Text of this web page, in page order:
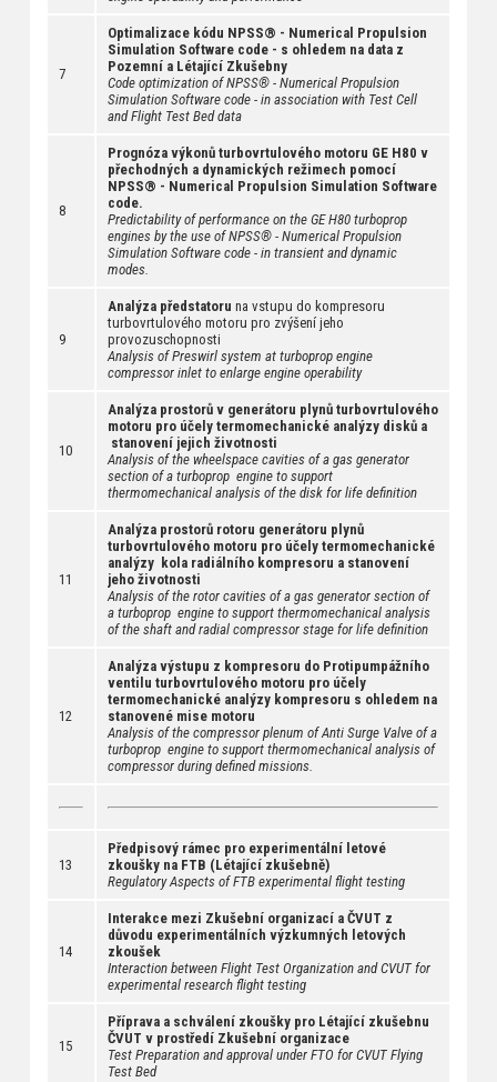
7
Optimalizace kódu NPSS® - Numerical Propulsion
Simulation Software code - s ohledem na data z
Pozemní a Létající Zkušebny
Code optimization of NPSS® - Numerical Propulsion
Simulation Software code - in association with Test Cell
and Flight Test Bed data
8
Prognóza výkonů turbovrtulového motoru GE H80 v
přechodných a dynamických režimech pomocí
NPSS® - Numerical Propulsion Simulation Software
code.
Predictability of performance on the GE H80 turboprop
engines by the use of NPSS® - Numerical Propulsion
Simulation Software code - in transient and dynamic
modes.
9
Analýza předstatoru na vstupu do kompresoru
turbovrtulového motoru pro zvýšení jeho
provozuschopnosti
Analysis of Preswirl system at turboprop engine
compressor inlet to enlarge engine operability
10
Analýza prostorů v generátoru plynů turbovrtulového
motoru pro účely termomechanické analýzy disků a
stanovení jejich životnosti
Analysis of the wheelspace cavities of a gas generator
section of a turboprop engine to support
thermomechanical analysis of the disk for life definition
11
Analýza prostorů rotoru generátoru plynů
turbovrtulového motoru pro účely termomechanické
analýzy kola radiálního kompresoru a stanovení
jeho životnosti
Analysis of the rotor cavities of a gas generator section of
a turboprop engine to support thermomechanical analysis
of the shaft and radial compressor stage for life definition
12
Analýza výstupu z kompresoru do Protipumpážního
ventilu turbovrtulového motoru pro účely
termomechanické analýzy kompresoru s ohledem na
stanovené mise motoru
Analysis of the compressor plenum of Anti Surge Valve of a
turboprop engine to support thermomechanical analysis of
compressor during defined missions.
13
Předpisový rámec pro experimentální letové
zkoušky na FTB (Létající zkušebně)
Regulatory Aspects of FTB experimental flight testing
14
Interakce mezi Zkušební organizací a ČVUT z
důvodu experimentálních výzkumných letových
zkoušek
Interaction between Flight Test Organization and CVUT for
experimental research flight testing
15
Příprava a schválení zkoušky pro Létající zkušebnu
ČVUT v prostředí Zkušební organizace
Test Preparation and approval under FTO for CVUT Flying
Test Bed